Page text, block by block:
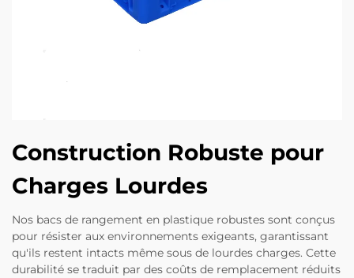
Construction Robuste pour
Charges Lourdes
Nos bacs de rangement en plastique robustes sont conçus
pour résister aux environnements exigeants, garantissant
qu'ils restent intacts même sous de lourdes charges. Cette
durabilité se traduit par des coûts de remplacement réduits